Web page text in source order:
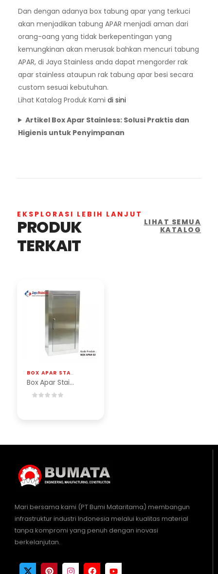
Dan dengan adanya box tabung apar yang terkuci
akan menjadikan tabung APAR menjadi aman dari
orang-oang yang tidak berkepentingan yang
kemungkinan akan merusak bahkan mencuri tabung
APAR, di Jaya Stainless anda dapat mengorder rak
apar stainless ataupun rak tabung apar besi secara
custom sesuai kebutuhan.
Lihat Katalog Produk Kami di sini
Artikel Box Apar Stainless: Solusi Praktis dan
Higienis untuk Penyimpanan
EKSPLORASI LEBIH LANJUT
PRODUK
TERKAIT
LIHAT SEMUA
KATALOG
BOX APAR STAINLESS
Box Apar Stainless
Mari bersama kami (PT Bumi Mataritama) membangun
infrastruktur industri Indonesia melalui kualitas material
tanpa kompromi yang penuh dengan inovasi
berkelanjutan.